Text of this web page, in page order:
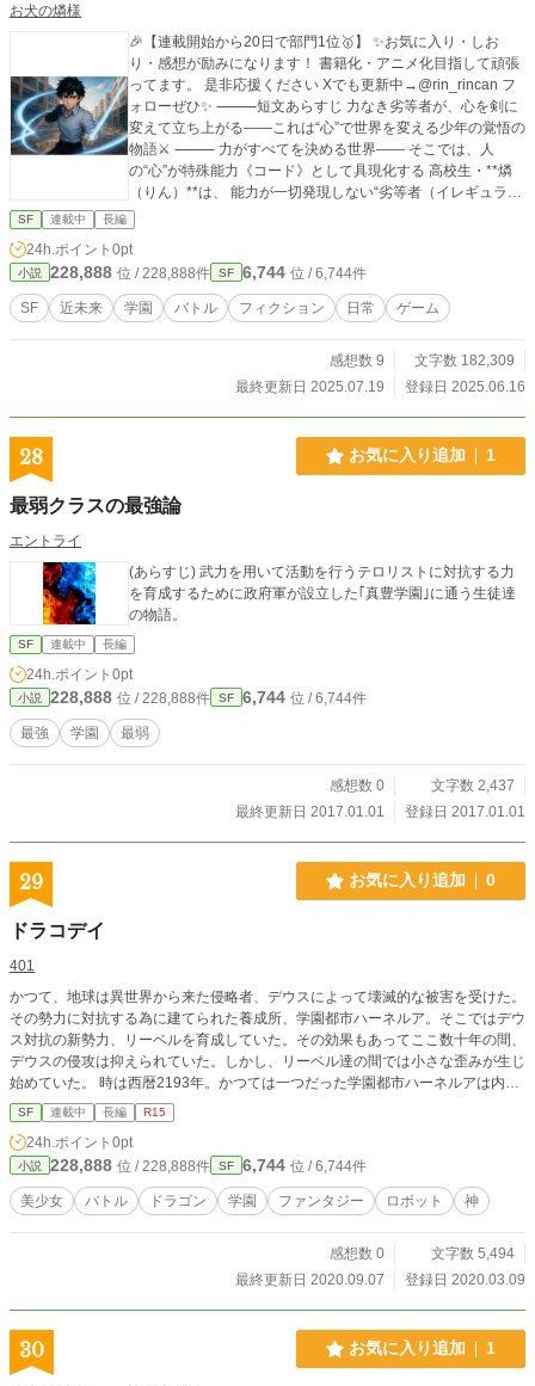
お犬の燐様
🎉【連載開始から20日で部門1位🥇】 ✨お気に入り・しお
り・感想が励みになります！ 書籍化・アニメ化目指して頑張
ってます。 是非応援ください Xでも更新中→@rin_rincan フ
ォローぜひ✨ ⸻短文あらすじ 力なき劣等者が、心を剣に
変えて立ち上がる――これは“心”で世界を変える少年の覚悟の
物語⚔️ ⸻ 力がすべてを決める世界―― そこでは、人
の“心”が特殊能力《コード》として具現化する 高校生・**燐
（りん）**は、 能力が一切発現しない“劣等者（イレギュラ
ー）”。 見下され、必要とされず、ただ静かに日々を過ごして
いた―― 唯一、心を寄せてくれた少女・**真白（ましろ）**
が傷つけられるまでは。 その瞬間、彼の心が叫び、力として
目覚める。 守りたい想いが具現化した、“心のかたち”。 それ
は、世界の理に抗う《覚悟》の力だった。 そして仲間との出
会い、強者との対決、 そして迫りくる《世界の闇》。 劣等者
――心が、世界を変える鍵になる。
SF 連載中 長編
24h.ポイント 0pt
小説 228,888 位 / 228,888件 SF 6,744 位 / 6,744件
SF 近未来 学園 バトル フィクション 日常 ゲーム
感想数 9
文字数 182,309
最終更新日 2025.07.19
登録日 2025.06.16
28 お気に入り追加 1
最弱クラスの最強論
エントライ
(あらすじ) 武力を用いて活動を行うテロリストに対抗する力
を育成するために政府軍が設立した｢真豊学園｣に通う生徒達
の物語。
SF 連載中 長編
24h.ポイント 0pt
小説 228,888 位 / 228,888件 SF 6,744 位 / 6,744件
最強 学園 最弱
感想数 0
文字数 2,437
最終更新日 2017.01.01
登録日 2017.01.01
29 お気に入り追加 0
ドラコデイ
401
かつて、地球は異世界から来た侵略者、デウスによって壊滅的な被害を受けた。
その勢力に対抗する為に建てられた養成所、学園都市ハーネルア。そこではデウ
ス対抗の新勢力、リーベルを育成していた。その効果もあってここ数十年の間、
デウスの侵攻は抑えられていた。しかし、リーベル達の間では小さな歪みが生じ
始めていた。 時は西暦2193年。かつては一つだった学園都市ハーネルアは内部
分裂を起こし、五つのエリアを形成していた。各エリアは自己の優位性を主張し
争い合う。戦いはさらに悲惨さを増していく。そしてこの春、新たな反逆者達が
ハーネルアへと足踏み入れようとしていた。
SF 連載中 長編 R15
24h.ポイント 0pt
小説 228,888 位 / 228,888件 SF 6,744 位 / 6,744件
美少女 バトル ドラゴン 学園 ファンタジー ロボット 神
感想数 0
文字数 5,494
最終更新日 2020.09.07
登録日 2020.03.09
30 お気に入り追加 1